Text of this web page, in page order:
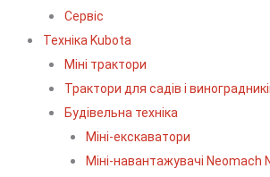
Сервіс
Технiка Kubota
Міні трактори
Трактори для садів і
Будівельна техніка
Міні-екскаватори
Міні-навантажувачі Neomach